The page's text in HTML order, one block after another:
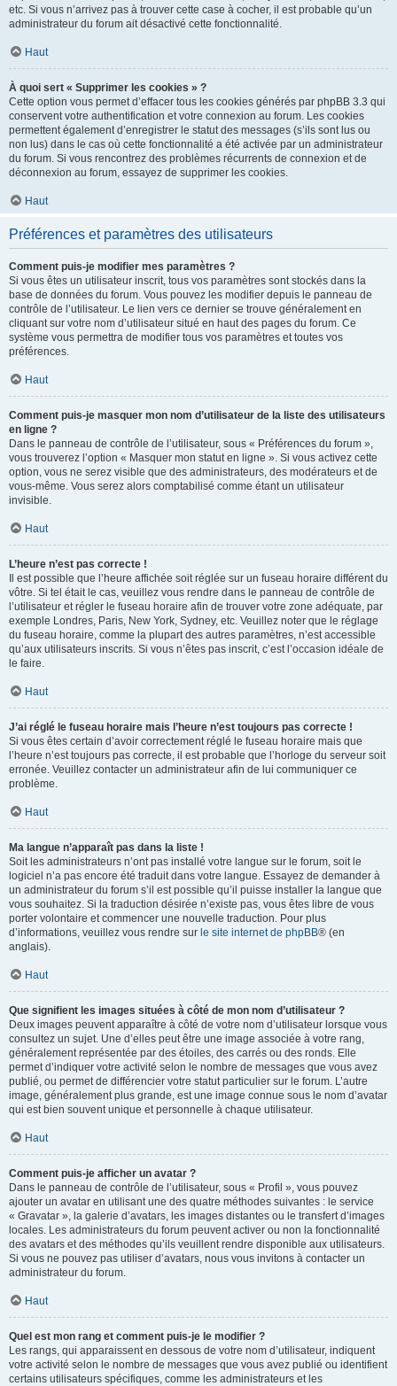
etc. Si vous n’arrivez pas à trouver cette case à cocher, il est probable qu’un
administrateur du forum ait désactivé cette fonctionnalité.
Haut
À quoi sert « Supprimer les cookies » ?
Cette option vous permet d’effacer tous les cookies générés par phpBB 3.3 qui
conservent votre authentification et votre connexion au forum. Les cookies
permettent également d’enregistrer le statut des messages (s’ils sont lus ou
non lus) dans le cas où cette fonctionnalité a été activée par un administrateur
du forum. Si vous rencontrez des problèmes récurrents de connexion et de
déconnexion au forum, essayez de supprimer les cookies.
Haut
Préférences et paramètres des utilisateurs
Comment puis-je modifier mes paramètres ?
Si vous êtes un utilisateur inscrit, tous vos paramètres sont stockés dans la
base de données du forum. Vous pouvez les modifier depuis le panneau de
contrôle de l’utilisateur. Le lien vers ce dernier se trouve généralement en
cliquant sur votre nom d’utilisateur situé en haut des pages du forum. Ce
système vous permettra de modifier tous vos paramètres et toutes vos
préférences.
Haut
Comment puis-je masquer mon nom d’utilisateur de la liste des utilisateurs
en ligne ?
Dans le panneau de contrôle de l’utilisateur, sous « Préférences du forum »,
vous trouverez l’option « Masquer mon statut en ligne ». Si vous activez cette
option, vous ne serez visible que des administrateurs, des modérateurs et de
vous-même. Vous serez alors comptabilisé comme étant un utilisateur
invisible.
Haut
L’heure n’est pas correcte !
Il est possible que l’heure affichée soit réglée sur un fuseau horaire différent du
vôtre. Si tel était le cas, veuillez vous rendre dans le panneau de contrôle de
l’utilisateur et régler le fuseau horaire afin de trouver votre zone adéquate, par
exemple Londres, Paris, New York, Sydney, etc. Veuillez noter que le réglage
du fuseau horaire, comme la plupart des autres paramètres, n’est accessible
qu’aux utilisateurs inscrits. Si vous n’êtes pas inscrit, c’est l’occasion idéale de
le faire.
Haut
J’ai réglé le fuseau horaire mais l’heure n’est toujours pas correcte !
Si vous êtes certain d’avoir correctement réglé le fuseau horaire mais que
l’heure n’est toujours pas correcte, il est probable que l’horloge du serveur soit
erronée. Veuillez contacter un administrateur afin de lui communiquer ce
problème.
Haut
Ma langue n’apparaît pas dans la liste !
Soit les administrateurs n’ont pas installé votre langue sur le forum, soit le
logiciel n’a pas encore été traduit dans votre langue. Essayez de demander à
un administrateur du forum s’il est possible qu’il puisse installer la langue que
vous souhaitez. Si la traduction désirée n’existe pas, vous êtes libre de vous
porter volontaire et commencer une nouvelle traduction. Pour plus
d’informations, veuillez vous rendre sur le site internet de phpBB® (en
anglais).
Haut
Que signifient les images situées à côté de mon nom d’utilisateur ?
Deux images peuvent apparaître à côté de votre nom d’utilisateur lorsque vous
consultez un sujet. Une d’elles peut être une image associée à votre rang,
généralement représentée par des étoiles, des carrés ou des ronds. Elle
permet d’indiquer votre activité selon le nombre de messages que vous avez
publié, ou permet de différencier votre statut particulier sur le forum. L’autre
image, généralement plus grande, est une image connue sous le nom d’avatar
qui est bien souvent unique et personnelle à chaque utilisateur.
Haut
Comment puis-je afficher un avatar ?
Dans le panneau de contrôle de l’utilisateur, sous « Profil », vous pouvez
ajouter un avatar en utilisant une des quatre méthodes suivantes : le service
« Gravatar », la galerie d’avatars, les images distantes ou le transfert d’images
locales. Les administrateurs du forum peuvent activer ou non la fonctionnalité
des avatars et des méthodes qu’ils veuillent rendre disponible aux utilisateurs.
Si vous ne pouvez pas utiliser d’avatars, nous vous invitons à contacter un
administrateur du forum.
Haut
Quel est mon rang et comment puis-je le modifier ?
Les rangs, qui apparaissent en dessous de votre nom d’utilisateur, indiquent
votre activité selon le nombre de messages que vous avez publié ou identifient
certains utilisateurs spécifiques, comme les administrateurs et les